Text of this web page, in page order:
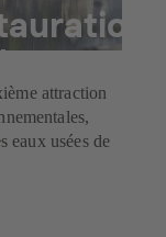
attraction
eaux usées de